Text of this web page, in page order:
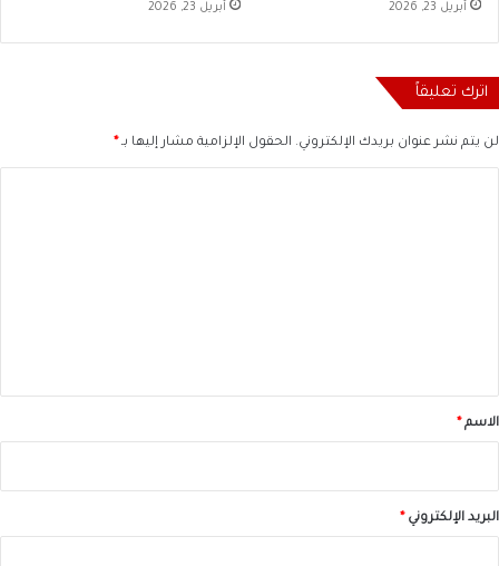
أبريل 23, 2026 أبريل 23, 2026
اترك تعليقاً
لن يتم نشر عنوان بريدك الإلكتروني. الحقول الإلزامية مشار إليها بـ *
*الاسم *
البريد الإلكتروني *